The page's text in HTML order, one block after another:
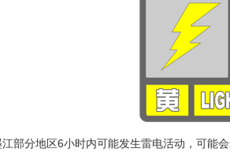
部分地区6小时内可能发生雷电活动，可能会